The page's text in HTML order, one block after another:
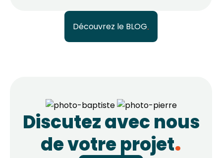
Découvrez le BLOG
Discutez avec nous
de votre projet